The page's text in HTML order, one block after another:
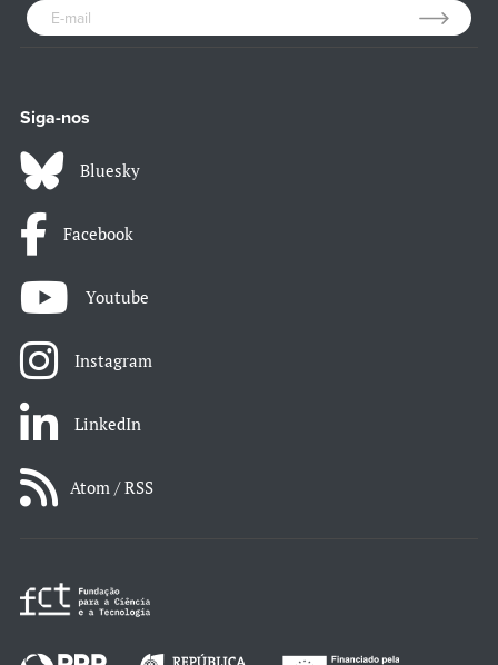
Siga-nos
Bluesky
Facebook
Youtube
Instagram
LinkedIn
Atom / RSS